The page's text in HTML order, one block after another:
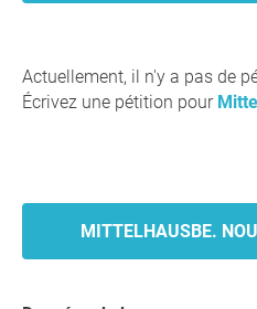
Actuellement, il n'y a pas de
Écrivez une pétition pour
MITTELHAUSBE.